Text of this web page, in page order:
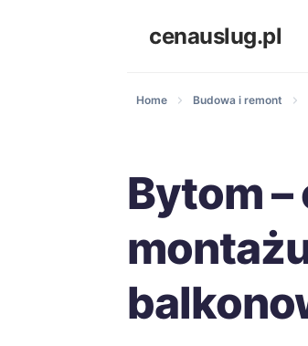
cenauslug.pl
Home Budowa i remont
Bytom